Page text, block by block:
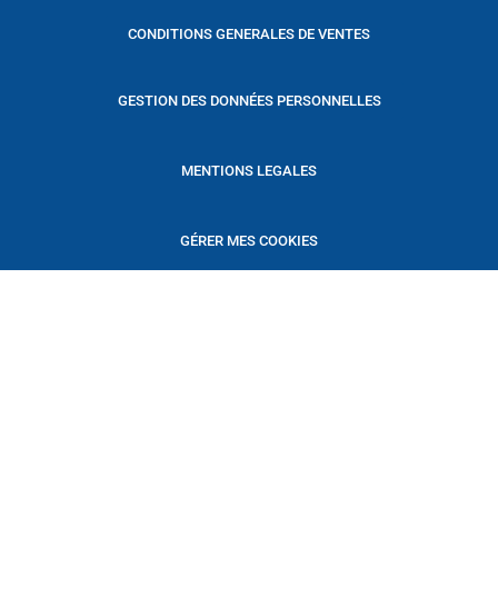
CONDITIONS GENERALES DE VENTES
GESTION DES DONNÉES PERSONNELLES
MENTIONS LEGALES
GÉRER MES COOKIES